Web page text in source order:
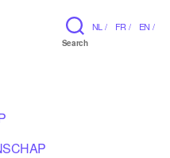
NL / FR / EN /
Search